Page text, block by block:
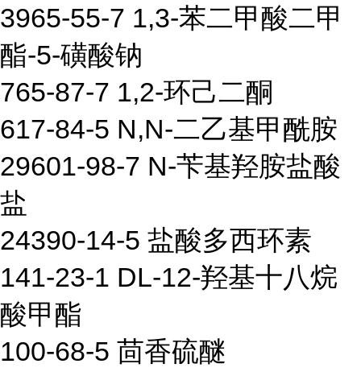
3965-55-7 1,3-苯二甲酸二甲
酯-5-磺酸钠
765-87-7 1,2-环己二酮
617-84-5 N,N-二乙基甲酰胺
29601-98-7 N-苄基羟胺盐酸
盐
24390-14-5 盐酸多西环素
141-23-1 DL-12-羟基十八烷
酸甲酯
100-68-5 茴香硫醚